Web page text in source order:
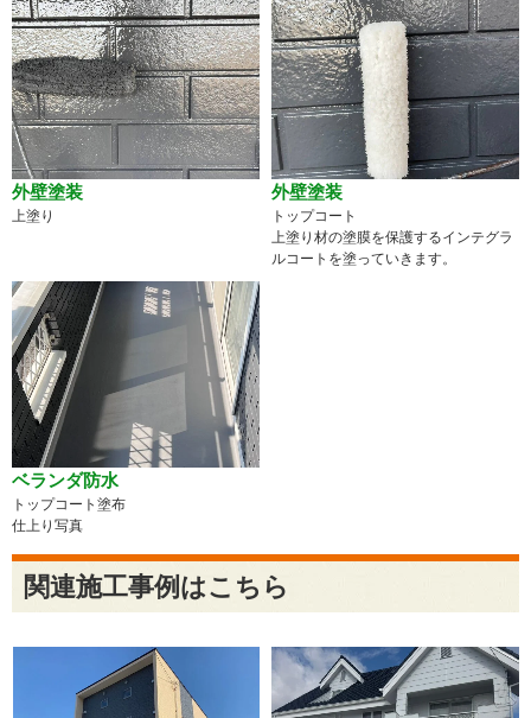
外壁塗装
上塗り
外壁塗装
トップコート
上塗り材の塗膜を保護するインテグラ
ルコートを塗っていきます。
ベランダ防水
トップコート塗布
仕上り写真
関連施工事例はこちら